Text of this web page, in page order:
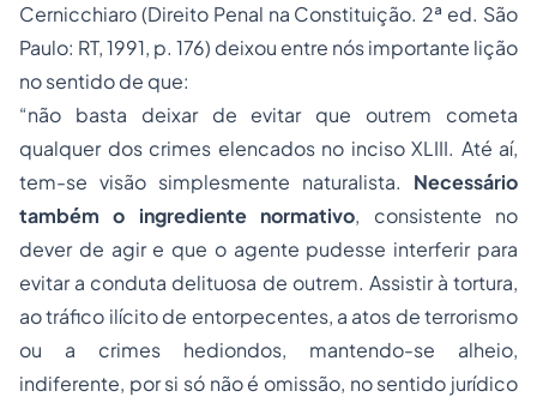
Cernicchiaro (Direito Penal na Constituição. 2ª ed. São
Paulo: RT, 1991, p. 176) deixou entre nós importante lição
no sentido de que:
“não basta deixar de evitar que outrem cometa
qualquer dos crimes elencados no inciso XLIII. Até aí,
tem-se visão simplesmente naturalista. Necessário
também o ingrediente normativo, consistente no
dever de agir e que o agente pudesse interferir para
evitar a conduta delituosa de outrem. Assistir à tortura,
ao tráfico ilícito de entorpecentes, a atos de terrorismo
ou a crimes hediondos, mantendo-se alheio,
indiferente, por si só não é omissão, no sentido jurídico